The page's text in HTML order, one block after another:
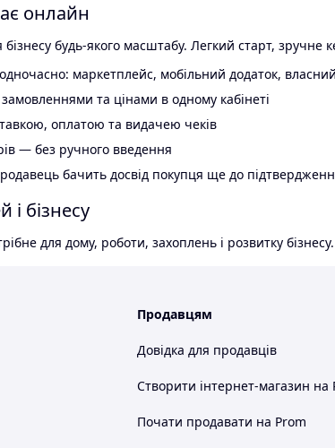
онлайн
будь-якого масштабу. Легкий старт, зручне
маркетплейс, мобільний додаток,
та цінами в одному кабінеті
оплатою та видачею чеків
— без ручного введення
бачить досвід покупця ще до
бізнесу
для дому, роботи, захоплень і розвитку
Продавцям
Довідка для продавців
Створити інтернет-магазин на
Почати продавати на Prom